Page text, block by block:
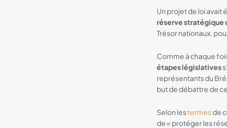
Un projet de loi avait
réserve stratégique
Trésor nationaux,
Comme à chaque
étapes législatives
représentants du
but de débattre de
Selon lestermesde
de « protéger les